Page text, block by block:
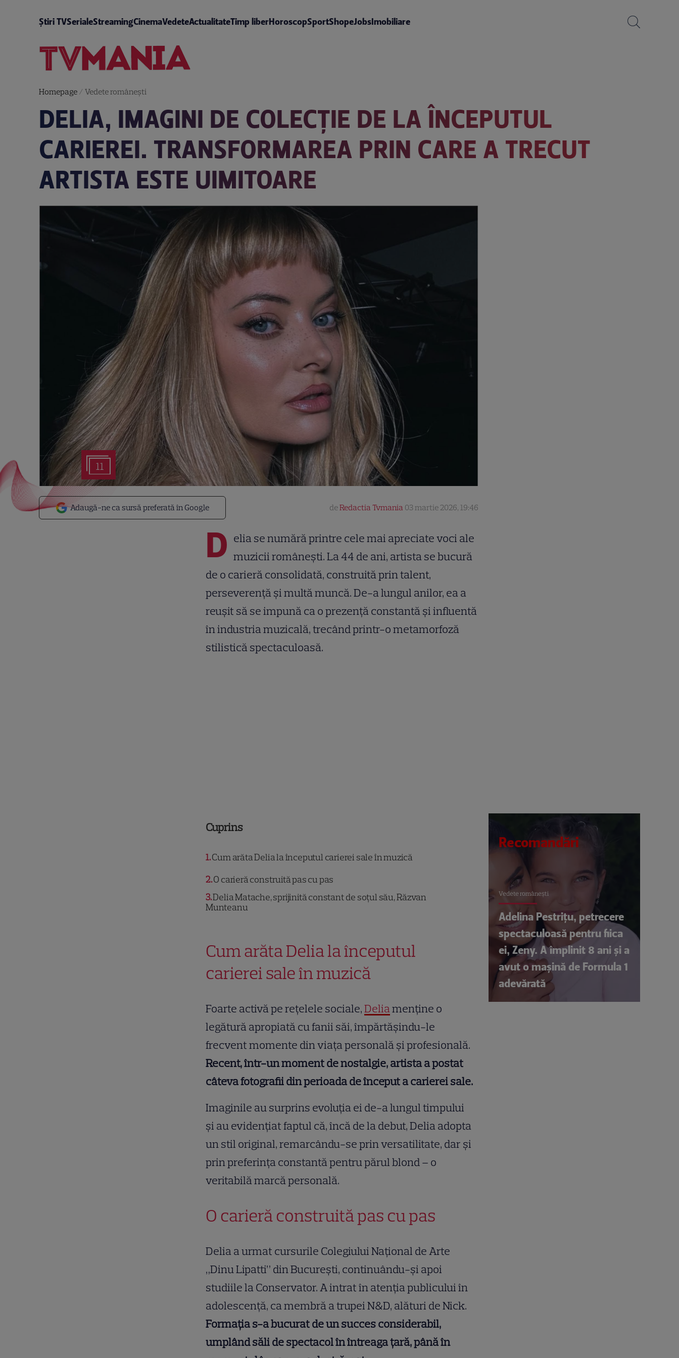
Știri TVSerialeStreamingCinemaVedeteActualitateTimp liberHoroscopSportShopeJobsImobiliare
Homepage/ Vedete româneşti
DELIA, IMAGINI DE COLECȚIE DE LA ÎNCEPUTUL
CARIEREI. TRANSFORMAREA PRIN CARE A TRECUT
ARTISTA ESTE UIMITOARE
11
Adaugă-ne ca sursă preferată în Google deRedactia Tvmania 03 martie 2026, 19:46
D elia se numără printre cele mai apreciate voci ale
muzicii românești. La 44 de ani, artista se bucură
de o carieră consolidată, construită prin talent,
perseverență și multă muncă. De-a lungul anilor, ea a
reușit să se impună ca o prezență constantă și influentă
în industria muzicală, trecând printr-o metamorfoză
stilistică spectaculoasă.
Cuprins
1Cum arăta Delia la începutul carierei sale în muzică
2O carieră construită pas cu pas
3Delia Matache, sprijinită constant de soțul său, Răzvan
Munteanu
Cum arăta Delia la începutul
carierei sale în muzică
Foarte activă pe rețelele sociale,Deliamenține o
legătură apropiată cu fanii săi, împărtășindu-le
frecvent momente din viața personală și profesională.
Recent, într-un moment de nostalgie, artista a postat
câteva fotografii din perioada de început a carierei sale.
Imaginile au surprins evoluția ei de-a lungul timpului
și au evidențiat faptul că, încă de la debut, Delia adopta
un stil original, remarcându-se prin versatilitate, dar și
prin preferința constantă pentru părul blond – o
veritabilă marcă personală.
O carieră construită pas cu pas
Delia a urmat cursurile Colegiului Național de Arte
„Dinu Lipatti” din București, continuându-și apoi
studiile la Conservator. A intrat în atenția publicului în
adolescență, ca membră a trupei N&D, alături de Nick.
Formația s-a bucurat de un succes considerabil,
umplând săli de spectacol în întreaga țară, până în
Recomandări
Vedete româneşti
Adelina Pestrițu, petrecere
spectaculoasă pentru fiica
ei, Zeny. A împlinit 8 ani și a
avut o mașină de Formula 1
adevărată